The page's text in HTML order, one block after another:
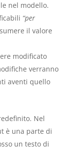
nel modello.
“per
il valore
modificato
verranno
aventi quello
Nel
è una parte di
un testo di